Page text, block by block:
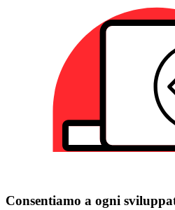
Consentiamo a ogni